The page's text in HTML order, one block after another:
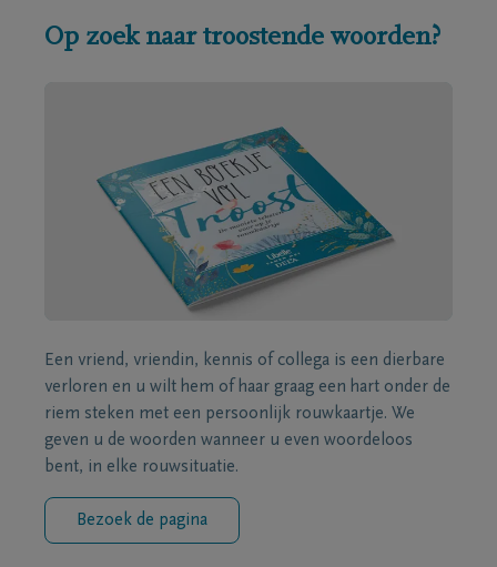
Op zoek naar troostende woorden?
Een vriend, vriendin, kennis of collega is een dierbare
verloren en u wilt hem of haar graag een hart onder de
riem steken met een persoonlijk rouwkaartje. We
geven u de woorden wanneer u even woordeloos
bent, in elke rouwsituatie.
Bezoek de pagina